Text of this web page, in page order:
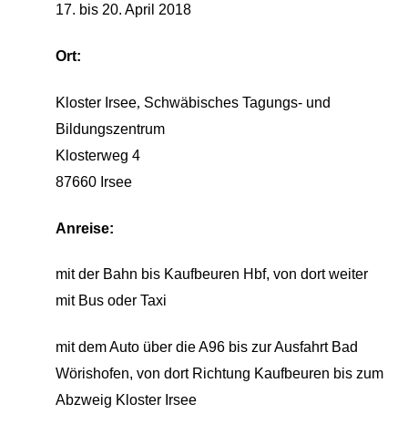
17. bis 20. April 2018
Ort:
Kloster Irsee, Schwäbisches Tagungs- und
Bildungszentrum
Klosterweg 4
87660 Irsee
Anreise:
mit der Bahn bis Kaufbeuren Hbf, von dort weiter
mit Bus oder Taxi
mit dem Auto über die A96 bis zur Ausfahrt Bad
Wörishofen, von dort Richtung Kaufbeuren bis zum
Abzweig Kloster Irsee